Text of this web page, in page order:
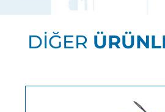
DİĞER